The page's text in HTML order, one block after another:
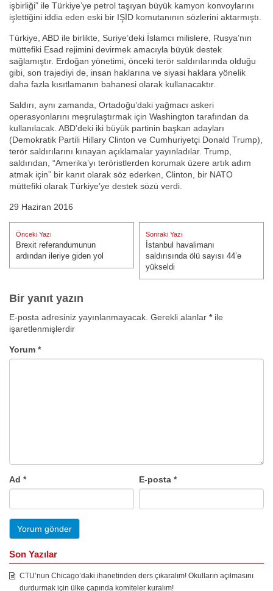
işbirliği” ile Türkiye’ye petrol taşıyan büyük kamyon konvoylarını
işlettiğini iddia eden eski bir IŞİD komutanının sözlerini aktarmıştı.
Türkiye, ABD ile birlikte, Suriye’deki İslamcı milislere, Rusya’nın
müttefiki Esad rejimini devirmek amacıyla büyük destek
sağlamıştır. Erdoğan yönetimi, önceki terör saldırılarında olduğu
gibi, son trajediyi de, insan haklarına ve siyasi haklara yönelik
daha fazla kısıtlamanın bahanesi olarak kullanacaktır.
Saldırı, aynı zamanda, Ortadoğu’daki yağmacı askeri
operasyonlarını meşrulaştırmak için Washington tarafından da
kullanılacak. ABD’deki iki büyük partinin başkan adayları
(Demokratik Partili Hillary Clinton ve Cumhuriyetçi Donald Trump),
terör saldırılarını kınayan açıklamalar yayınladılar. Trump,
saldırıdan, “Amerika’yı teröristlerden korumak üzere artık adım
atmak için” bir kanıt olarak söz ederken, Clinton, bir NATO
müttefiki olarak Türkiye’ye destek sözü verdi.
29 Haziran 2016
Yazı
gezinmesi
Önceki Yazı
Önceki Yazı:
Brexit referandumunun
ardından ileriye giden yol
Sonraki Yazı
Sonraki Yazı:
İstanbul havalimanı
saldırısında ölü sayısı 44’e
yükseldi
Bir yanıt yazın
E-posta adresiniz yayınlanmayacak. Gerekli alanlar *ile
işaretlenmişlerdir
Yorum *
Ad * E-posta*
Son Yazılar
CTU’nun Chicago’daki ihanetinden ders çıkaralım! Okulların açılmasını
durdurmak için ülke çapında komiteler kuralım!